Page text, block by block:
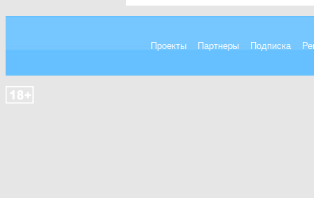
Проекты Партнеры Подписка